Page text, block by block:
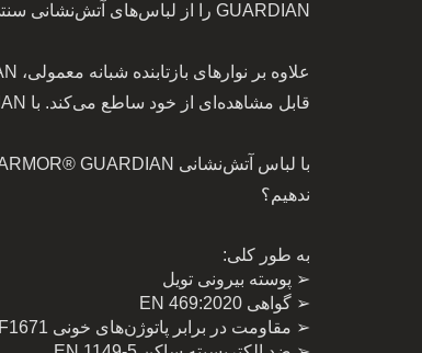
GUARDIAN را از لباس‌های آتش‌نشانی سنتی متمایز می‌کند و آن را به انتخابی برجسته برای آتش‌نشان‌های مدگرا تبدیل می‌سازد.
قابل مشاهده‌ای از خود ساطع می‌کند. با SUPER ARMOR® GUARDIAN، آتش‌نشانان بهتر می‌توانند در حین مأموریت‌های خود با شرایط بسیار چالش‌برانگیز مقابله کنند.
ندهیم؟
به طور کلی:
➢ پوسته بیرونی تویل
➢ گواهی EN 469:2020
➢ مقاومت در برابر پاتوژن‌های خونی ASTM F1671